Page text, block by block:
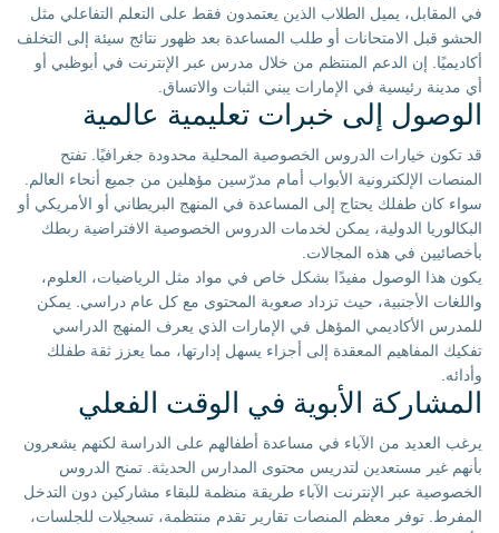
في المقابل، يميل الطلاب الذين يعتمدون فقط على التعلم التفاعلي مثل
الحشو قبل الامتحانات أو طلب المساعدة بعد ظهور نتائج سيئة إلى التخلف
أكاديميًا. إن الدعم المنتظم من خلال مدرس عبر الإنترنت في أبوظبي أو
أي مدينة رئيسية في الإمارات يبني الثبات والاتساق.
الوصول إلى خبرات تعليمية عالمية
قد تكون خيارات الدروس الخصوصية المحلية محدودة جغرافيًا. تفتح
المنصات الإلكترونية الأبواب أمام مدرّسين مؤهلين من جميع أنحاء العالم.
سواء كان طفلك يحتاج إلى المساعدة في المنهج البريطاني أو الأمريكي أو
البكالوريا الدولية، يمكن لخدمات الدروس الخصوصية الافتراضية ربطك
بأخصائيين في هذه المجالات.
يكون هذا الوصول مفيدًا بشكل خاص في مواد مثل الرياضيات، العلوم،
واللغات الأجنبية، حيث تزداد صعوبة المحتوى مع كل عام دراسي. يمكن
للمدرس الأكاديمي المؤهل في الإمارات الذي يعرف المنهج الدراسي
تفكيك المفاهيم المعقدة إلى أجزاء يسهل إدارتها، مما يعزز ثقة طفلك
وأدائه.
المشاركة الأبوية في الوقت الفعلي
يرغب العديد من الآباء في مساعدة أطفالهم على الدراسة لكنهم يشعرون
بأنهم غير مستعدين لتدريس محتوى المدارس الحديثة. تمنح الدروس
الخصوصية عبر الإنترنت الآباء طريقة منظمة للبقاء مشاركين دون التدخل
المفرط. توفر معظم المنصات تقارير تقدم منتظمة، تسجيلات للجلسات،